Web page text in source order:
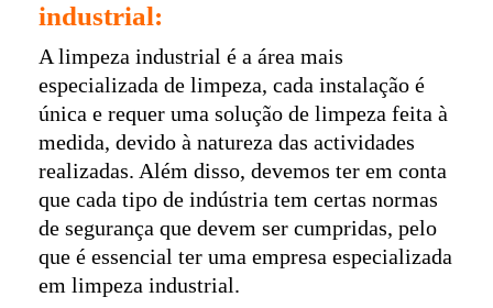
industrial:
A limpeza industrial é a área mais
especializada de limpeza, cada instalação é
única e requer uma solução de limpeza feita à
medida, devido à natureza das actividades
realizadas. Além disso, devemos ter em conta
que cada tipo de indústria tem certas normas
de segurança que devem ser cumpridas, pelo
que é essencial ter uma empresa especializada
em limpeza industrial.